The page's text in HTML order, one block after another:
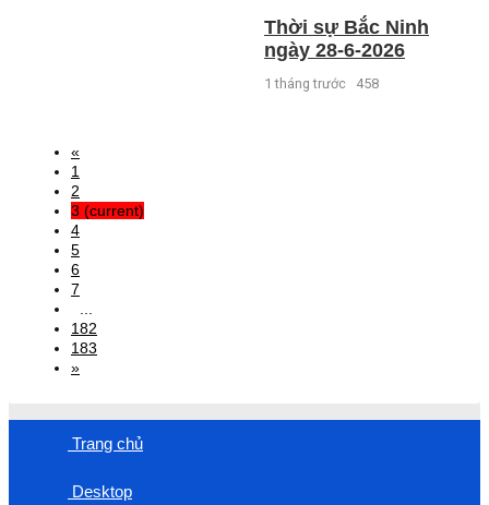
Thời sự Bắc Ninh
ngày 28-6-2026
1 tháng trước 458
«
1
2
3 (current)
4
5
6
7
182
183
»
Trang chủ
Desktop